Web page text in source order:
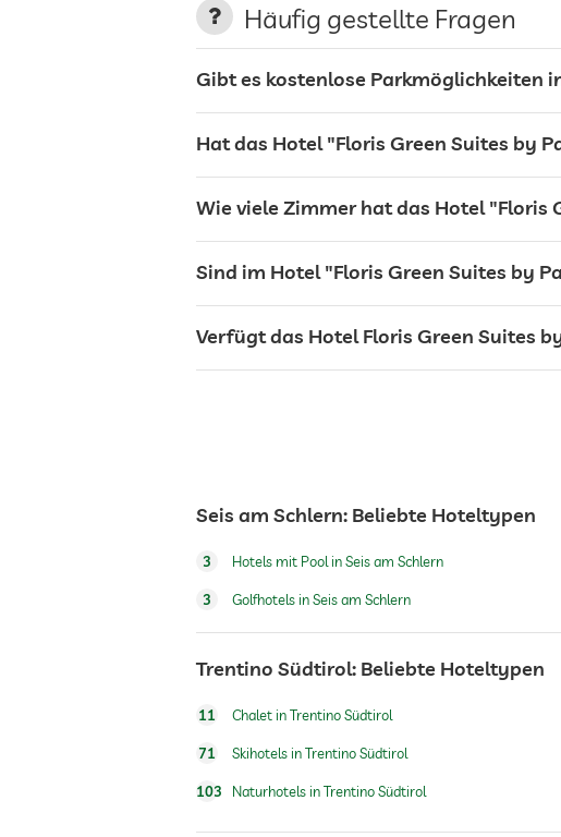
Café
Flughafen Shuttle
Shuttle zu Attraktionen
Hunde erlaubt
Häufig gestellte Fragen
Gibt es kostenlose Parkmöglichkeiten
Hat das Hotel "Floris Green Suites by
Wie viele Zimmer hat das Hotel "Floris
Sind im Hotel "Floris Green Suites by
Verfügt das Hotel Floris Green Suites
Seis am Schlern: Beliebte Hoteltypen
3 Hotels mit Pool in Seis am Schlern
3 Golfhotels in Seis am Schlern
Trentino Südtirol: Beliebte Hoteltypen
11 Chalet in Trentino Südtirol
71 Skihotels in Trentino Südtirol
103 Naturhotels in Trentino Südtirol